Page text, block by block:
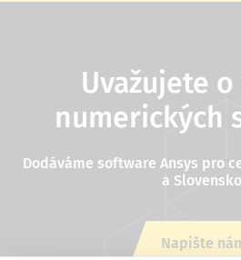
Uvažujete
numerických
Dodáváme software Ansys pro
a
Napište